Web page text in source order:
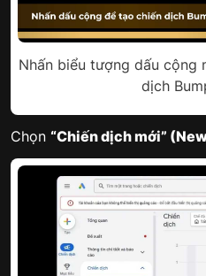
Nhấn biểu tượng dấu cộng
dịch
Chọn “Chiến dịch mới”